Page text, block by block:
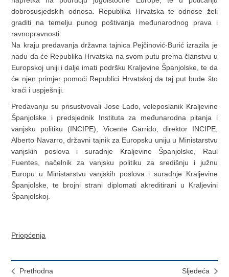
dobrosusjedskih odnosa. Republika Hrvatska te odnose želi
graditi na temelju punog poštivanja međunarodnog prava i
ravnopravnosti.
Na kraju predavanja državna tajnica Pejčinović-Burić izrazila je
nadu da će Republika Hrvatska na svom putu prema članstvu u
Europskoj uniji i dalje imati podršku Kraljevine Španjolske, te da
će njen primjer pomoći Republici Hrvatskoj da taj put bude što
kraći i uspješniji.
Predavanju su prisustvovali Jose Lado, veleposlanik Kraljevine
Španjolske i predsjednik Instituta za međunarodna pitanja i
vanjsku politiku (INCIPE), Vicente Garrido, direktor INCIPE,
Alberto Navarro, državni tajnik za Europsku uniju u Ministarstvu
vanjskih poslova i suradnje Kraljevine Španjolske, Raul
Fuentes, načelnik za vanjsku politiku za središnju i južnu
Europu u Ministarstvu vanjskih poslova i suradnje Kraljevine
Španjolske, te brojni strani diplomati akreditirani u Kraljevini
Španjolskoj.
Priopćenja
Prethodna
Sljedeća